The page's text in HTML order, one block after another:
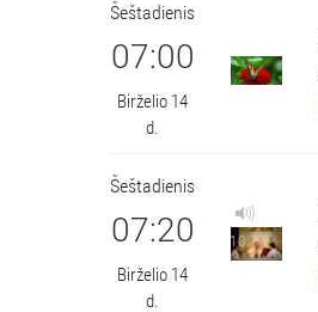
Šeštadienis
07:00
Birželio 14
d.
Šeštadienis
07:20
Birželio 14
d.
10:11